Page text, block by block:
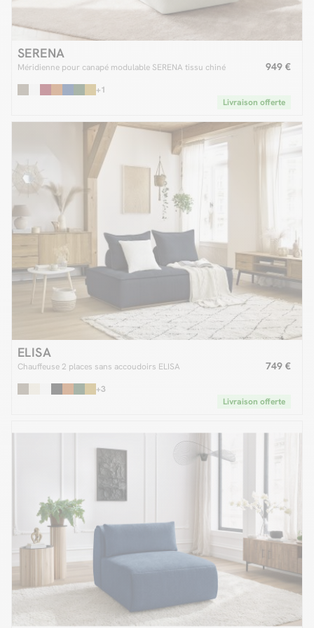
SERENA
Méridienne pour canapé modulable SERENA tissu chiné 949 €
+1
Livraison offerte
ELISA
Chauffeuse 2 places sans accoudoirs ELISA 749 €
+3
Livraison offerte